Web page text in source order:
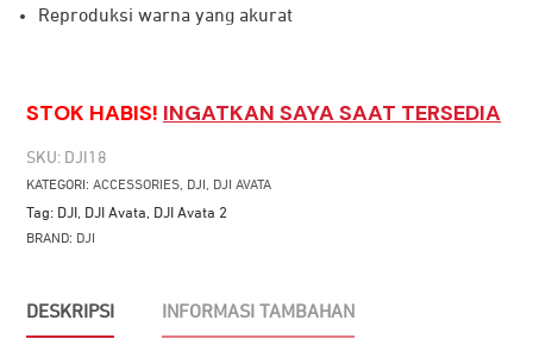
Reproduksi warna yang akurat
STOK HABIS! INGATKAN SAYA SAAT TERSEDIA
SKU: DJI18
KATEGORI: ACCESSORIES, DJI , DJI AVATA
Tag: DJI , DJI Avata, DJI Avata 2
BRAND: DJI
DESKRIPSI INFORMASI TAMBAHAN